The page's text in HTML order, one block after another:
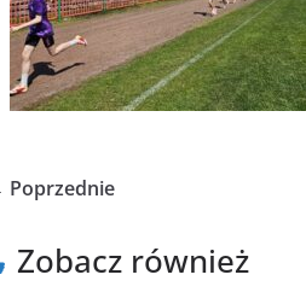
Poprzednie
Zobacz również